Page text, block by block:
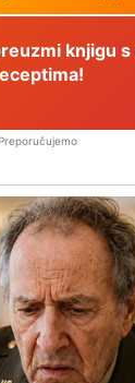
knjigu s
Preporučujemo